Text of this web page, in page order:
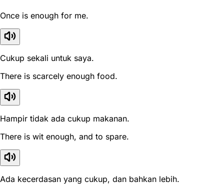
Once is enough for me.
Cukup sekali untuk saya.
There is scarcely enough food.
Hampir tidak ada cukup makanan.
There is wit enough, and to spare.
Ada kecerdasan yang cukup, dan bahkan lebih.